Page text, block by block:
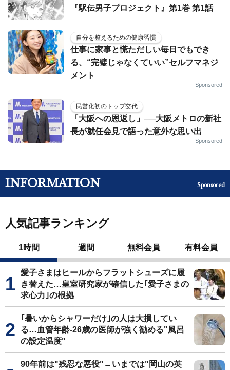
『駅伝男子プロジェクト』第1巻 第1話
自分を整えるための健康習慣
仕事に家事と慌ただしい毎日でもでき
る、“完璧じゃなくていい”セルフマネジ
メント
Sponsored
民営化初のトップ交代
「大阪への恩返し」──大阪メトロの新社
長が就任会見で語った意外な思い出
Sponsored
INFORMATION Sponsored
人気記事ランキング
1時間 週間 無料会員 有料会員
愛子さまはヒールからフラットシューズに履
き替えた…皇室研究家が確信した｢愛子さまの
求心力｣の根拠
｢暑いからシャワーだけ｣の人は大損してい
る…血管年齢-26歳の医師が強く勧める"風呂
の設定温度"
90年前は"残忍な悪役"→いまでは"岡山の英